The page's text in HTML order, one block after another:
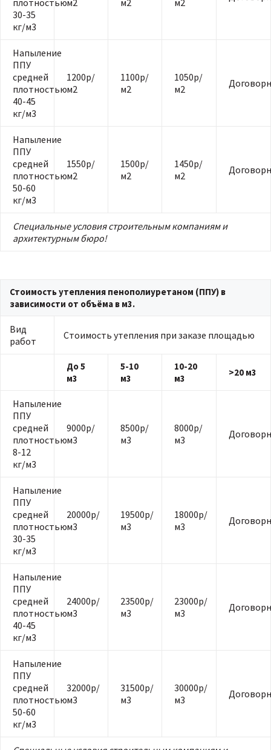
плотностью
30-35
кг/м3
м2
м2
м2
Напыление
ППУ
средней
плотностью
40-45
кг/м3
1200р/
м2
1100р/
м2
1050р/
м2
Напыление
ППУ
средней
плотностью
50-60
кг/м3
1550р/
м2
1500р/
м2
1450р/
м2
Специальные условия строительным компаниям и
архитектурным бюро!
Стоимость утепления пенополиуретаном (ППУ) в
зависимости от объёма в м3.
Вид
работ
Стоимость утепления при заказе площадью
До 5
м3
5-10
м3
10-20
м3
>20 м3
Напыление
ППУ
средней
плотностью
8-12
кг/м3
9000р/
м3
8500р/
м3
8000р/
м3
Напыление
ППУ
средней
плотностью
30-35
кг/м3
20000р/
м3
19500р/
м3
18000р/
м3
Напыление
ППУ
средней
плотностью
40-45
кг/м3
24000р/
м3
23500р/
м3
23000р/
м3
Напыление
ППУ
средней
плотностью
50-60
кг/м3
32000р/
м3
31500р/
м3
30000р/
м3